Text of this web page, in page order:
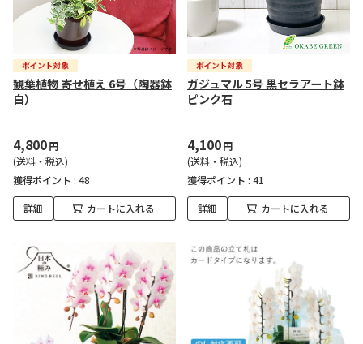
観葉植物 寄せ植え 6号（陶器鉢
白）
4,800円
(送料・税込)
獲得ポイント : 48
詳細 カートに入れる
ガジュマル 5号 黒セラアート鉢
ピンク石
4,100円
(送料・税込)
獲得ポイント : 41
詳細 カートに入れる